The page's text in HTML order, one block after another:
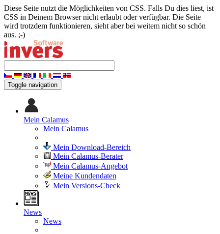
Diese Seite nutzt die Möglichkeiten von CSS. Falls Du dies liest, ist
CSS in Deinem Browser nicht erlaubt oder verfügbar. Die Seite
wird trotzdem funktionieren, sieht aber bei weitem nicht so schön
aus. ;-)
Toggle navigation
Mein Calamus
Mein Calamus
Mein Download-Bereich
Mein Calamus-Berater
Mein Calamus-Angebot
Meine Kundendaten
Mein Versions-Check
News
News